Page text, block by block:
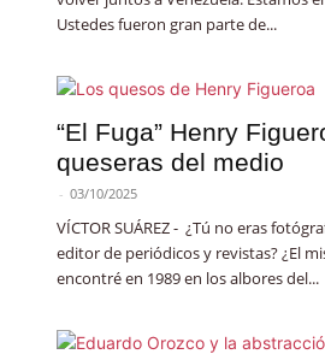
Ustedes fueron gran parte de...
“El Fuga” Henry
queseras del medio
- 03/10/2025
VÍCTOR SUÁREZ - ¿Tú no eras
editor de periódicos y revistas? ¿El
encontré en 1989 en los albores del...